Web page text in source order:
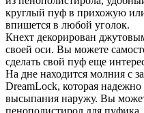
круглый пуф в прихожую
впишется в любой уголок.
Кнехт декорирован
своей оси. Вы можете
сделать свой пуф еще
На дне находится молния с
DreamLock, которая
высыпания наружу. Вы
пенополистирол для пуфика,